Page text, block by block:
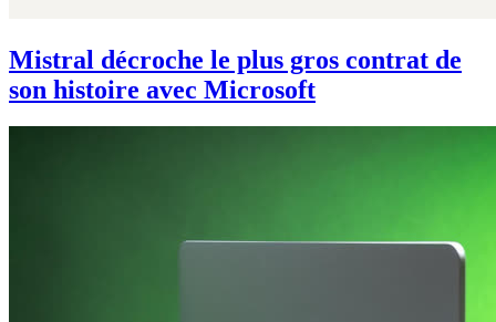
Mistral décroche le plus gros contrat de
son histoire avec Microsoft